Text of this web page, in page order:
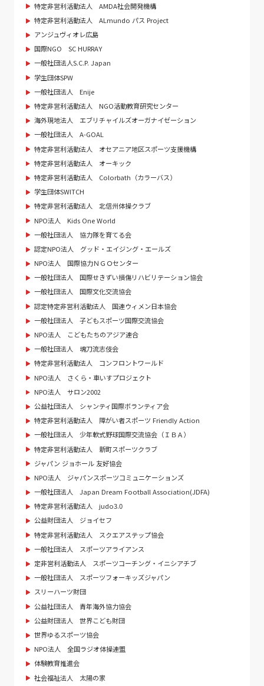
特定非営利活動法人 AMDA社会開発機構
特定非営利活動法人 ALmundo パス Project
アンジュヴィオレ広島
国際NGO SC HURRAY
一般社団法人S.C.P. Japan
学生団体SPW
一般社団法人 Enije
特定非営利活動法人 NGO活動教育研究センター
海外現地法人 エブリチャイルズオーガナイゼーション
一般社団法人 A-GOAL
特定非営利活動法人 オセアニア地区スポーツ支援機構
特定非営利活動法人 オーキック
特定非営利活動法人 Colorbath（カラーバス）
学生団体SWITCH
特定非営利活動法人 北信州体操クラブ
NPO法人 Kids One World
一般社団法人 協力隊を育てる会
認定NPO法人 グッド・エイジング・エールズ
NPO法人 国際協力ＮＧＯセンター
一般社団法人 国際せきずい損傷リハビリテーション協会
一般社団法人 国際文化交流協会
認定特定非営利活動法人 国連ウィメン日本協会
一般社団法人 子どもスポーツ国際交流協会
NPO法人 こどもたちのアジア連合
一般社団法人 魂刀流志伎会
特定非営利活動法人 コンフロントワールド
NPO法人 さくら・車いすプロジェクト
NPO法人 サロン2002
公益社団法人 シャンティ国際ボランティア会
特定非営利活動法人 障がい者スポーツ Friendly Action
一般社団法人 少年軟式野球国際交流協会（ＩＢＡ）
特定非営利活動法人 新町スポーツクラブ
ジャパン ジョホール 友好協会
NPO法人 ジャパンスポーツコミュニケーションズ
一般社団法人 Japan Dream Football Association(JDFA)
特定非営利活動法人 judo3.0
公益財団法人 ジョイセフ
特定非営利活動法人 スクエアステップ協会
一般社団法人 スポーツアライアンス
定非営利活動法人 スポーツコーチング・イニシアチブ
一般社団法人 スポーツフォーキッズジャパン
スリーハーツ財団
公益社団法人 青年海外協力協会
公益財団法人 世界こども財団
世界ゆるスポーツ協会
NPO法人 全国ラジオ体操連盟
体験教育推進会
社会福祉法人 太陽の家